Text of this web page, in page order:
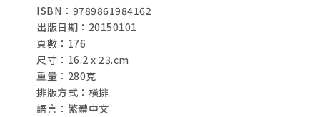
ISBN：9789861984162
出版日期：20150101
頁數：176
尺寸：16.2 x 23.cm
重量：280克
排版方式：橫排
語言：繁體中文